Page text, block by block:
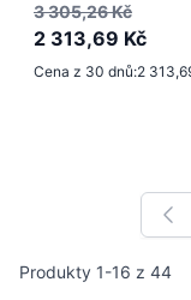
3 305,26 Kč
2 313,69 Kč
Cena z 30 dnů:2
Produkty 1-16 z 44